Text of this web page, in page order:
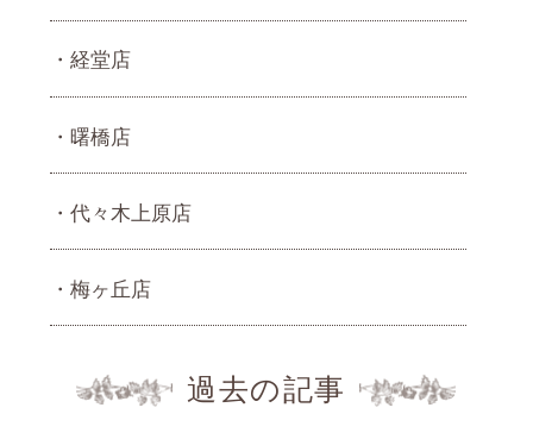
経堂店
曙橋店
代々木上原店
梅ヶ丘店
過去の記事